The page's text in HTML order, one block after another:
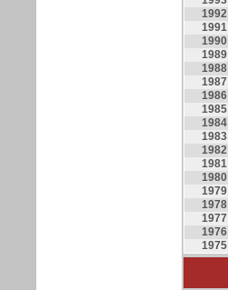
1992
1991
1990
1989
1988
1987
1986
1985
1984
1983
1982
1981
1980
1979
1978
1977
1976
1975